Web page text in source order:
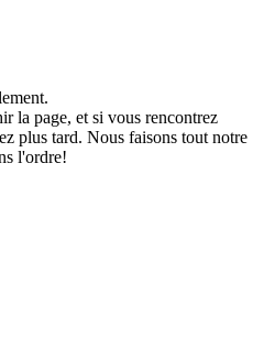
la page, et si vous rencontrez
plus tard. Nous faisons tout notre
l'ordre!